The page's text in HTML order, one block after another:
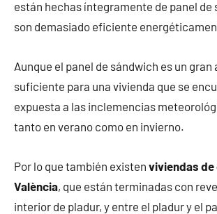
están hechas íntegramente de panel de
son demasiado eficiente
Aunque el panel de sándwich es un gran
suficiente para una vivienda que se
expuesta a las inclemencias
tanto en verano como en invierno.
Por lo que también existen viviendas
València, que están terminadas con
interior de pladur, y entre el pladur y el